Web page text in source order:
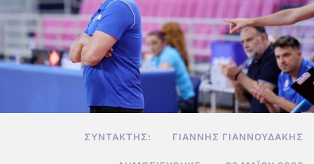
ΣΥΝΤΆΚΤΗΣ: ΓΙΆΝΝΗΣ ΓΙΑΝΝΟΥΔΆΚΗΣ